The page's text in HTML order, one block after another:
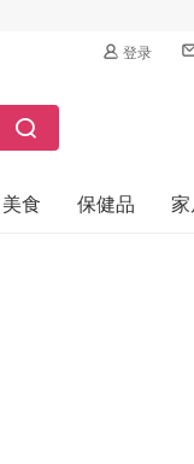
登录
美食 保健品